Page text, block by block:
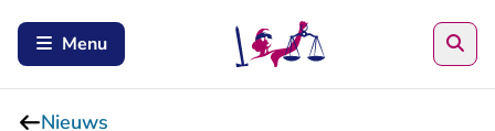
Menu
Nieuws